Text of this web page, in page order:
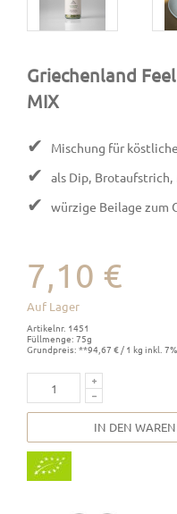
Griechenland
MIX
✔ Mischung für
✔ als Dip, Brotaufstrich,
✔ würzige Beilage zum
7,10 €
Auf Lager
Artikelnr. 1451
Füllmenge: 75g
Grundpreis: **94,67 € / 1 kg inkl.
IN DEN